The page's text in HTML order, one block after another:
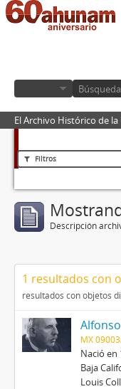
El Archivo Histórico de la
Filtros
Descripción
1 resultados con
resultados con objetos
MX
Nació en
Baja
Louis